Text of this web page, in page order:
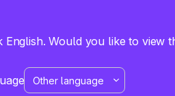
DEFINITIONS / LEXIQUE
CMS Definitions > Page settings >
Would you like to view